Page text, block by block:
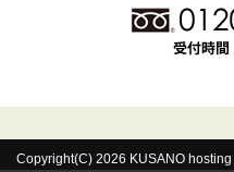
Copyright(C) 2026 KUSANO